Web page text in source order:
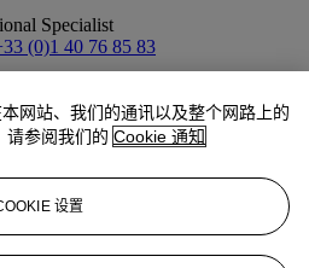
Specialist
(0)1 40 76 85 83
Pannier.
œuvre fait l'objet d'une demande de
网站、我们的通讯以及整个网路上的
请参阅我们的 Cookie 通知
设置